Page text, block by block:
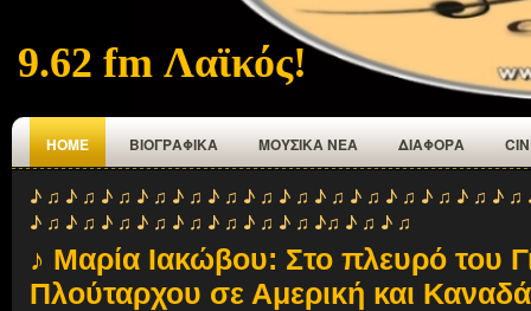
9.62 fm Λαϊκός!
HOME ΒΙΟΓΡΑΦΙΚΑ ΜΟΥΣΙΚΑ ΝΕΑ ΔΙΑΦΟΡΑ
♪ ♫ ♪ ♫ ♪ ♫ ♪ ♫ ♪ ♫ ♪ ♫ ♪ ♫ ♪ ♫ ♪ ♫ ♪ ♫ ♪ ♫ ♪ ♫ ♪ ♫ ♪
♪ ♫ ♪ ♫ ♪ ♫ ♪ ♫ ♪ ♫ ♪ ♫ ♪ ♫ ♪ ♫ ♪♫ ♪ ♫ ♪ ♫
♪ Μαρία Ιακώβου: Στο πλευρό του
Πλούταρχου σε Αμερική και Καναδά